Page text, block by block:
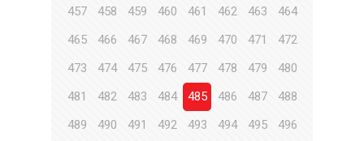
457
458 459 460 461 462 463
464
465
466 467 468 469 470 471
472
473
474 475 476 477 478 479
480
481
482 483 484 485 486 487
488
489
490 491 492 493 494 495
496